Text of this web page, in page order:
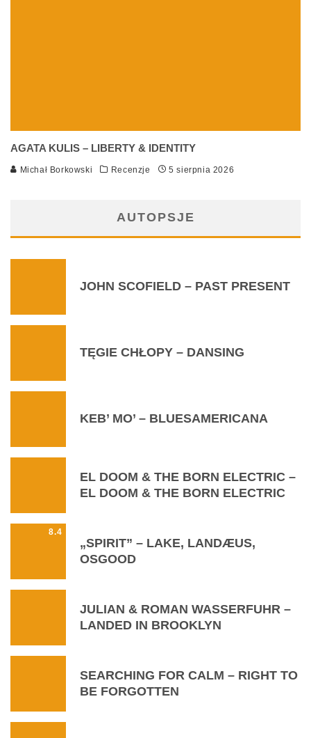
AGATA KULIS – LIBERTY & IDENTITY
Michał Borkowski Recenzje 5 sierpnia 2026
AUTOPSJE
JOHN SCOFIELD – PAST PRESENT
TĘGIE CHŁOPY – DANSING
KEB’ MO’ – BLUESAMERICANA
EL DOOM & THE BORN ELECTRIC –
EL DOOM & THE BORN ELECTRIC
8.4
„SPIRIT” – LAKE, LANDÆUS,
OSGOOD
JULIAN & ROMAN WASSERFUHR –
LANDED IN BROOKLYN
SEARCHING FOR CALM – RIGHT TO
BE FORGOTTEN